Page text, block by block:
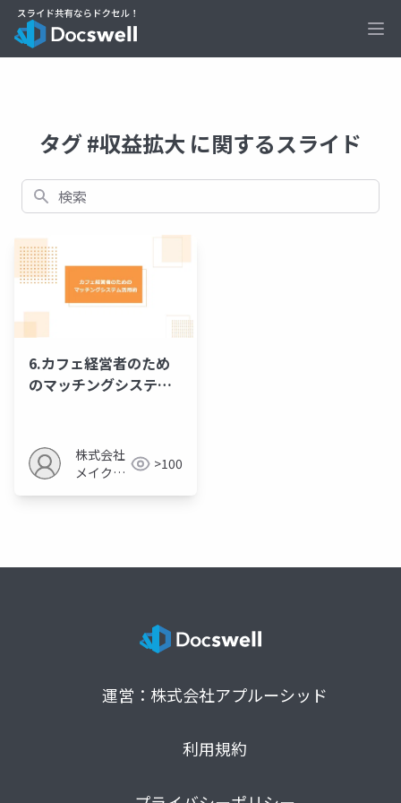
タグ #収益拡大 に関するスライド
検索
6.カフェ経営者のため
のマッチングシステム
株式会社
メイクア
>100
運営：株式会社アプルーシッド
利用規約